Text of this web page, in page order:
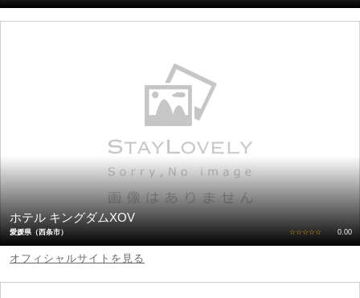
ホテル キングダムXOV
愛媛県（西条市） ☆☆☆☆☆ 0.00
オフィシャルサイトを見る